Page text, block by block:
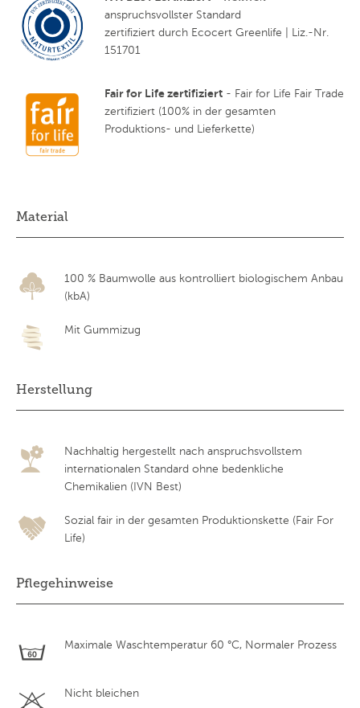
anspruchsvollster Standard
zertifiziert durch Ecocert Greenlife | Liz.-Nr.
151701
Fair for Life zertifiziert - Fair for Life Fair Trade
zertifiziert (100% in der gesamten
Produktions- und Lieferkette)
Material
100 % Baumwolle aus kontrolliert biologischem Anbau
(kbA)
Mit Gummizug
Herstellung
Nachhaltig hergestellt nach anspruchsvollstem
internationalen Standard ohne bedenkliche
Chemikalien (IVN Best)
Sozial fair in der gesamten Produktionskette (Fair For
Life)
Pflegehinweise
Maximale Waschtemperatur 60 °C, Normaler Prozess
Nicht bleichen